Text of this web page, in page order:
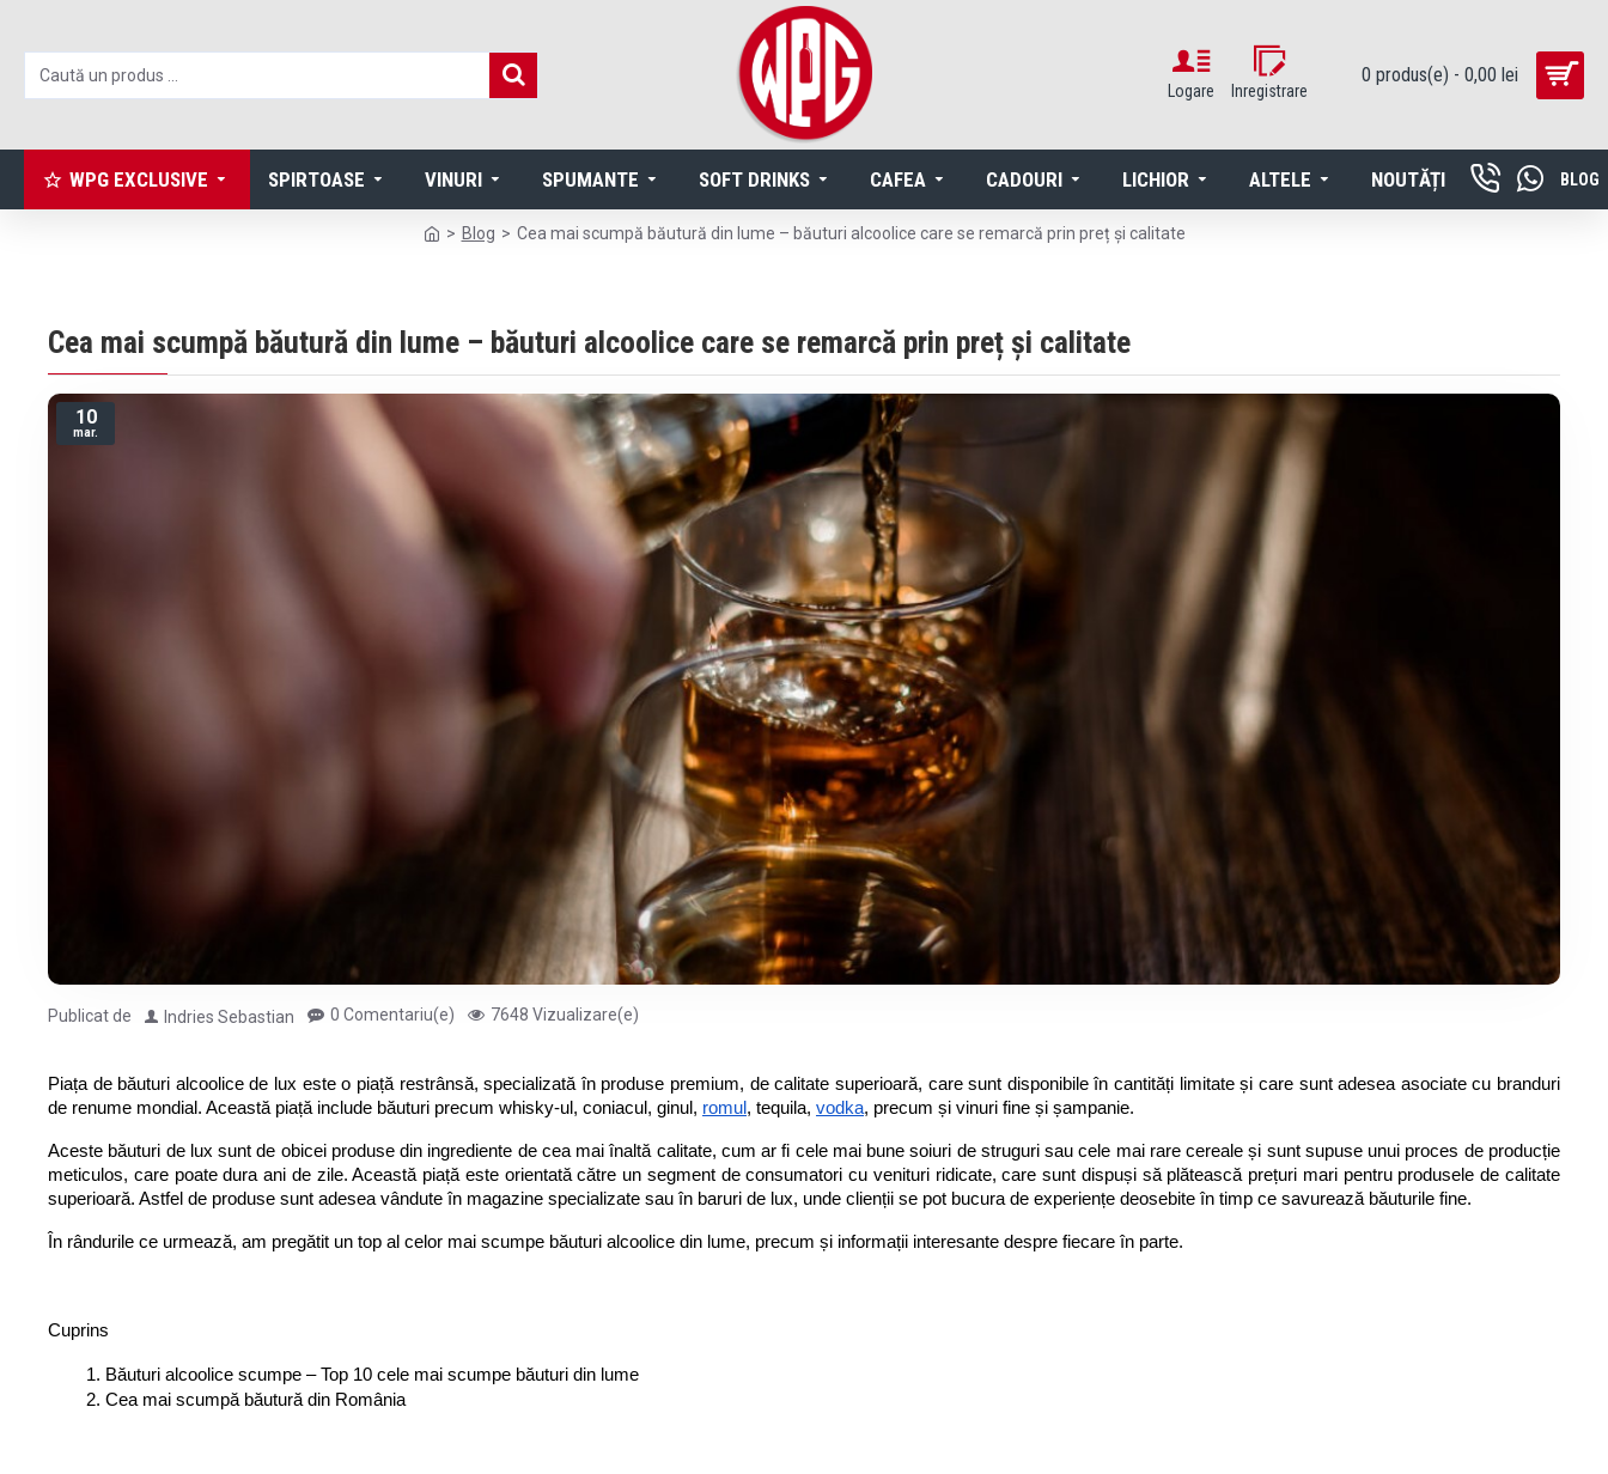
Logare Inregistrare
0 produs(e) - 0,00 lei
WPG EXCLUSIVE SPIRTOASE VINURI SPUMANTE SOFT DRINKS CAFEA CADOURI LICHIOR ALTELE NOUTĂȚI BLOG
Blog Cea mai scumpă băutură din lume – băuturi alcoolice care se remarcă prin preț și calitate
Cea mai scumpă băutură din lume – băuturi alcoolice care se remarcă prin preț și calitate
10
mar.
Publicat de Indries Sebastian 0 Comentariu(e) 7648 Vizualizare(e)
Piața de băuturi alcoolice de lux este o piață restrânsă, specializată în produse premium, de calitate superioară, care sunt disponibile în cantități limitate și care sunt adesea asociate cu branduri
de renume mondial. Această piață include băuturi precum whisky-ul, coniacul, ginul, romul , tequila, vodka, precum și vinuri fine și șampanie.
Aceste băuturi de lux sunt de obicei produse din ingrediente de cea mai înaltă calitate, cum ar fi cele mai bune soiuri de struguri sau cele mai rare cereale și sunt supuse unui proces de producție
meticulos, care poate dura ani de zile. Această piață este orientată către un segment de consumatori cu venituri ridicate, care sunt dispuși să plătească prețuri mari pentru produsele de calitate
superioară. Astfel de produse sunt adesea vândute în magazine specializate sau în baruri de lux, unde clienții se pot bucura de experiențe deosebite în timp ce savurează băuturile fine.
În rândurile ce urmează, am pregătit un top al celor mai scumpe băuturi alcoolice din lume, precum și informații interesante despre fiecare în parte.
Cuprins
Băuturi alcoolice scumpe – Top 10 cele mai scumpe băuturi din lume
Cea mai scumpă băutură din România